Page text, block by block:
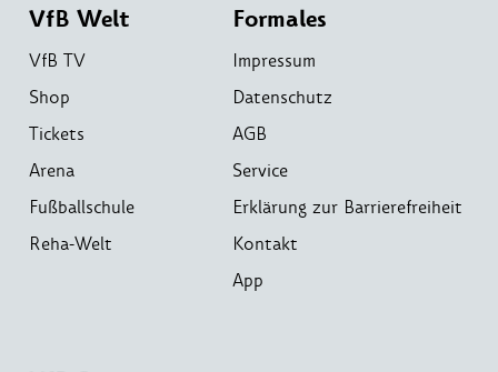
VfB Welt
VfB TV
Shop
Tickets
Arena
Fußballschule
Reha-Welt
Formales
Impressum
Datenschutz
AGB
Service
Erklärung zur Barrierefreiheit
Kontakt
App